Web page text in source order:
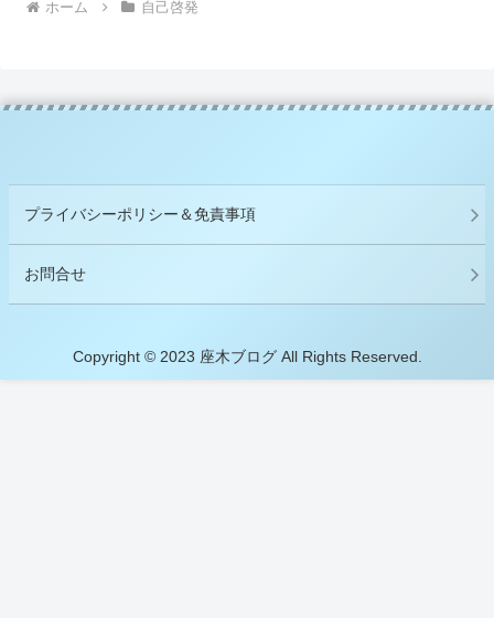
ホーム 自己啓発
プライバシーポリシー＆免責事項
お問合せ
Copyright © 2023 座木ブログ All Rights Reserved.